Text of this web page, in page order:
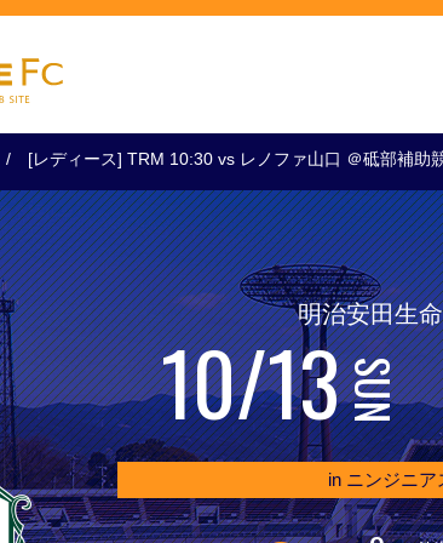
アクセス クラブ・会社情報 レディ
チケットを購入 トップチーム アカデ
[レディース] TRM 10:30 vs レノファ山口 ＠砥部補助
明治安田生
10/13SUN
in ニンジニア